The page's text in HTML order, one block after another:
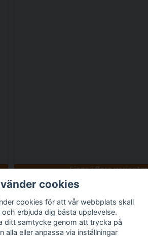
Finns i flera varianter
699 kr
LÄGG I VARUKORGEN
cookies
cookies för att vår webbplats skall
och erbjuda dig bästa upplevelse.
ditt samtycke genom att trycka på
alla eller anpassa via inställningar